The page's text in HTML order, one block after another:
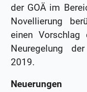
der GOÄ im
Novellierung
einen Vorschlag
Neuregelung
2019.
Neuerungen